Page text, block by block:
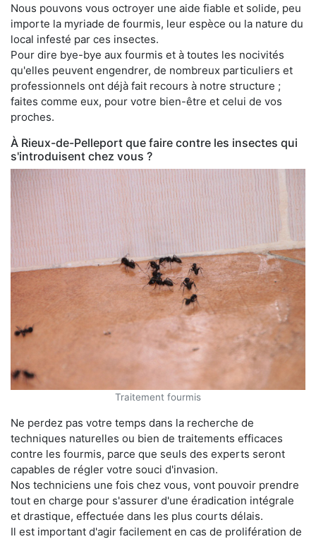
Nous pouvons vous octroyer une aide fiable et solide, peu
importe la myriade de fourmis, leur espèce ou la nature du
local infesté par ces insectes.
Pour dire bye-bye aux fourmis et à toutes les nocivités
qu'elles peuvent engendrer, de nombreux particuliers et
professionnels ont déjà fait recours à notre structure ;
faites comme eux, pour votre bien-être et celui de vos
proches.
À Rieux-de-Pelleport que faire contre les insectes qui
s'introduisent chez vous ?
Traitement fourmis
Ne perdez pas votre temps dans la recherche de
techniques naturelles ou bien de traitements efficaces
contre les fourmis, parce que seuls des experts seront
capables de régler votre souci d'invasion.
Nos techniciens une fois chez vous, vont pouvoir prendre
tout en charge pour s'assurer d'une éradication intégrale
et drastique, effectuée dans les plus courts délais.
Il est important d'agir facilement en cas de prolifération de